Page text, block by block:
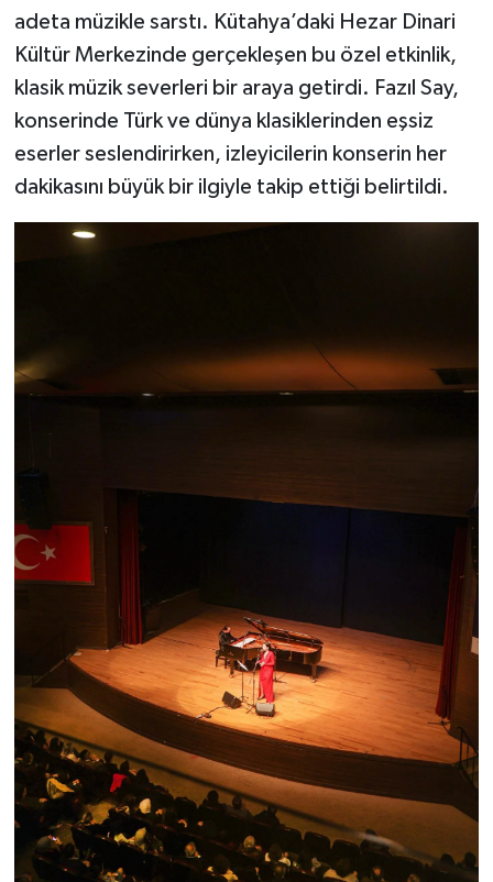
adeta müzikle sarstı. Kütahya’daki Hezar Dinari
Kültür Merkezinde gerçekleşen bu özel etkinlik,
klasik müzik severleri bir araya getirdi. Fazıl Say,
konserinde Türk ve dünya klasiklerinden eşsiz
eserler seslendirirken, izleyicilerin konserin her
dakikasını büyük bir ilgiyle takip ettiği belirtildi.
Seri İlan
Siyaset
Spor
Teknoloji
Vasıta